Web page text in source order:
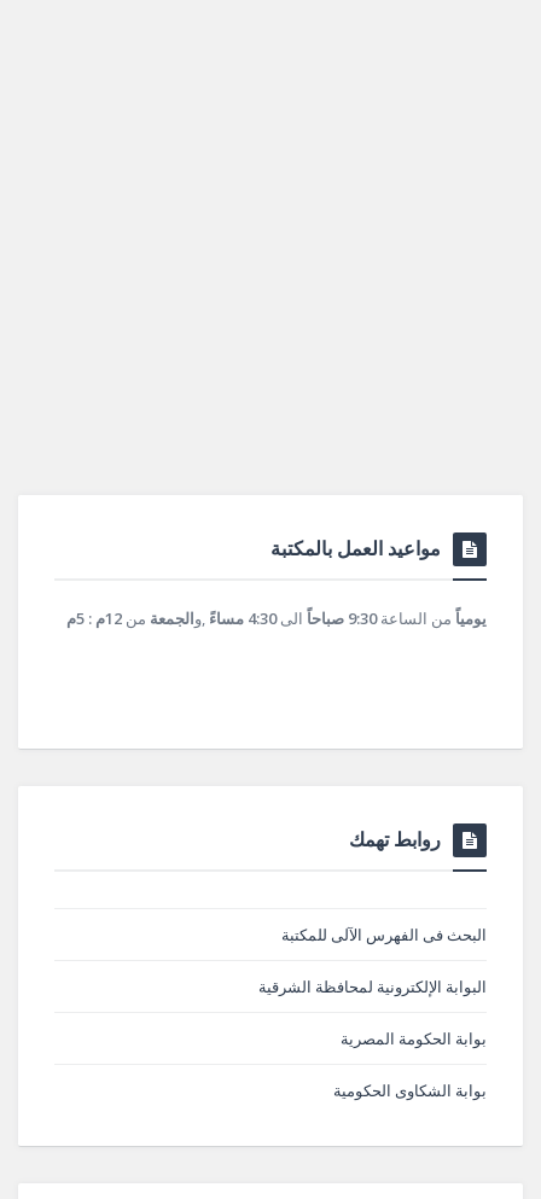
مواعيد العمل بالمكتبة
يومياً من الساعة9:30 صباحاً الى4:30 مساءً ,والجمعة من 12م : 5م
روابط تهمك
البحث فى الفهرس الآلى للمكتبة
البوابة الإلكترونية لمحافظة الشرقية
بوابة الحكومة المصرية
بوابة الشكاوى الحكومية